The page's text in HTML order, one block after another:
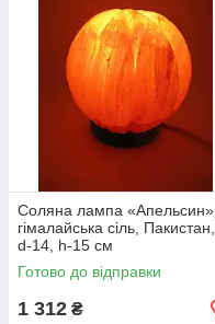
Соляна лампа «Апельсин»,
гімалайська сіль, Пакистан,
d-14, h-15 см
Готово до відправки
1 312 ₴